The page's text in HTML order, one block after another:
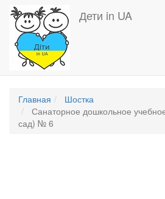
Перейти
основному
содержанию
Дети in UA
Главная
Шостка
Санаторное дошкольное
сад) № 6